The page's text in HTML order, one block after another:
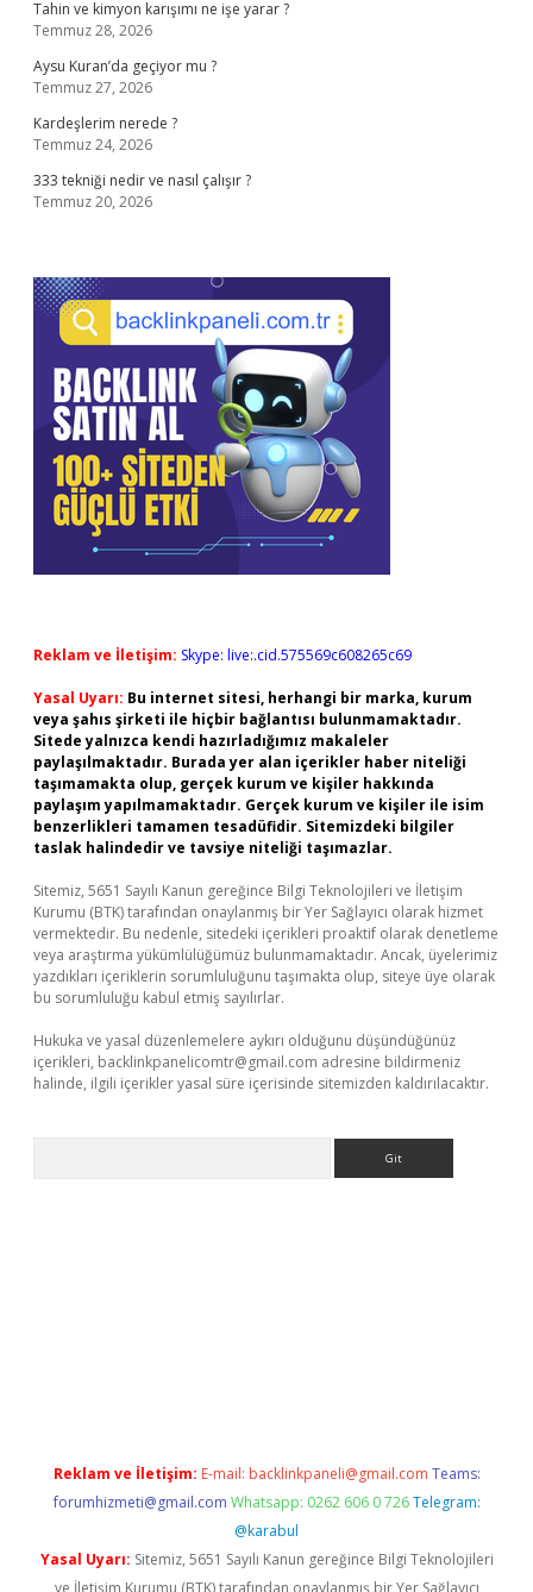
Tahin ve kimyon karışımı ne işe yarar ?
Temmuz 28, 2026
Aysu Kuran’da geçiyor mu ?
Temmuz 27, 2026
Kardeşlerim nerede ?
Temmuz 24, 2026
333 tekniği nedir ve nasıl çalışır ?
Temmuz 20, 2026
Reklam ve İletişim: Skype: live:.cid.575569c608265c69
Yasal Uyarı: Bu internet sitesi, herhangi bir marka, kurum
veya şahıs şirketi ile hiçbir bağlantısı bulunmamaktadır.
Sitede yalnızca kendi hazırladığımız makaleler
paylaşılmaktadır. Burada yer alan içerikler haber niteliği
taşımamakta olup, gerçek kurum ve kişiler hakkında
paylaşım yapılmamaktadır. Gerçek kurum ve kişiler ile isim
benzerlikleri tamamen tesadüfidir. Sitemizdeki bilgiler
taslak halindedir ve tavsiye niteliği taşımazlar.
Sitemiz, 5651 Sayılı Kanun gereğince Bilgi Teknolojileri ve İletişim
Kurumu (BTK) tarafından onaylanmış bir Yer Sağlayıcı olarak hizmet
vermektedir. Bu nedenle, sitedeki içerikleri proaktif olarak denetleme
veya araştırma yükümlülüğümüz bulunmamaktadır. Ancak, üyelerimiz
yazdıkları içeriklerin sorumluluğunu taşımakta olup, siteye üye olarak
bu sorumluluğu kabul etmiş sayılırlar.
Hukuka ve yasal düzenlemelere aykırı olduğunu düşündüğünüz
içerikleri, backlinkpanelicomtr@gmail.com adresine bildirmeniz
halinde, ilgili içerikler yasal süre içerisinde sitemizden kaldırılacaktır.
Reklam ve İletişim: E-mail: backlinkpaneli@gmail.com Teams:
forumhizmeti@gmail.com Whatsapp: 0262 606 0 726 Telegram:
@karabul
Yasal Uyarı: Sitemiz, 5651 Sayılı Kanun gereğince Bilgi Teknolojileri
ve İletişim Kurumu (BTK) tarafından onaylanmış bir Yer Sağlayıcı